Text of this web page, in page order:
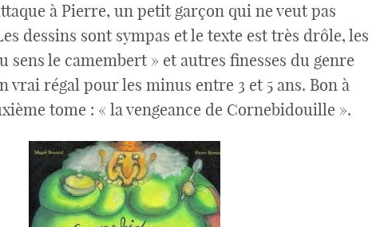
à Pierre, un petit garçon qui ne veut pas
dessins sont sympas et le texte est très drôle, les
sens le camembert » et autres finesses du genre
vrai régal pour les minus entre 3 et 5 ans. Bon à
tome : « la vengeance de Cornebidouille ».